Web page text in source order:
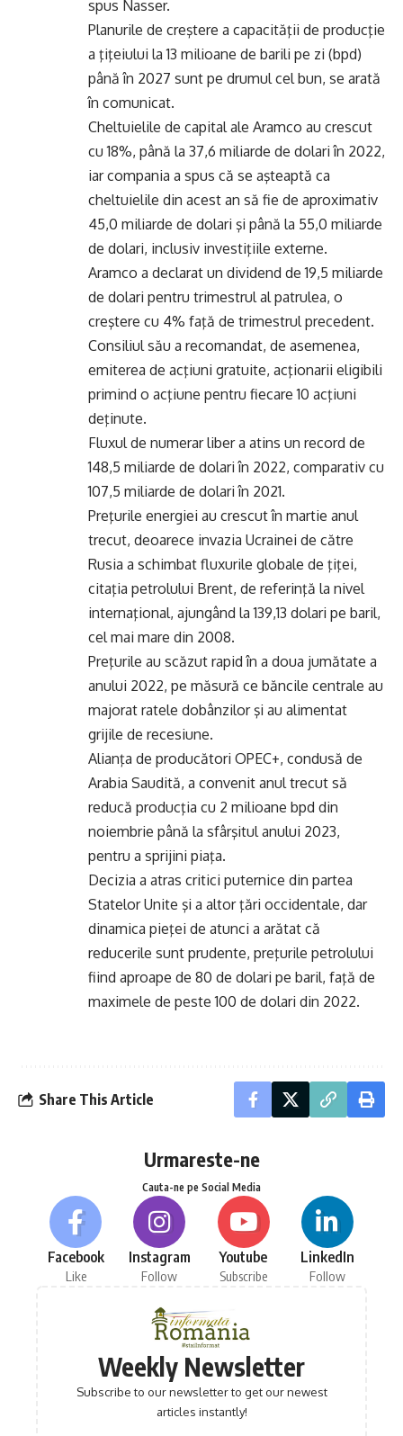
spus Nasser.
Planurile de creştere a capacităţii de producţie
a ţiţeiului la 13 milioane de barili pe zi (bpd)
până în 2027 sunt pe drumul cel bun, se arată
în comunicat.
Cheltuielile de capital ale Aramco au crescut
cu 18%, până la 37,6 miliarde de dolari în 2022,
iar compania a spus că se aşteaptă ca
cheltuielile din acest an să fie de aproximativ
45,0 miliarde de dolari şi până la 55,0 miliarde
de dolari, inclusiv investiţiile externe.
Aramco a declarat un dividend de 19,5 miliarde
de dolari pentru trimestrul al patrulea, o
creştere cu 4% faţă de trimestrul precedent.
Consiliul său a recomandat, de asemenea,
emiterea de acţiuni gratuite, acţionarii eligibili
primind o acţiune pentru fiecare 10 acţiuni
deţinute.
Fluxul de numerar liber a atins un record de
148,5 miliarde de dolari în 2022, comparativ cu
107,5 miliarde de dolari în 2021.
Preţurile energiei au crescut în martie anul
trecut, deoarece invazia Ucrainei de către
Rusia a schimbat fluxurile globale de ţiţei,
citaţia petrolului Brent, de referinţă la nivel
internaţional, ajungând la 139,13 dolari pe baril,
cel mai mare din 2008.
Preţurile au scăzut rapid în a doua jumătate a
anului 2022, pe măsură ce băncile centrale au
majorat ratele dobânzilor şi au alimentat
grijile de recesiune.
Alianţa de producători OPEC+, condusă de
Arabia Saudită, a convenit anul trecut să
reducă producţia cu 2 milioane bpd din
noiembrie până la sfârşitul anului 2023,
pentru a sprijini piaţa.
Decizia a atras critici puternice din partea
Statelor Unite şi a altor ţări occidentale, dar
dinamica pieţei de atunci a arătat că
reducerile sunt prudente, preţurile petrolului
fiind aproape de 80 de dolari pe baril, faţă de
maximele de peste 100 de dolari din 2022.
Share This Article
Urmareste-ne
Cauta-ne pe Social Media
Facebook
Like
Instagram
Follow
Youtube
Subscribe
LinkedIn
Follow
Weekly Newsletter
Subscribe to our newsletter to get our newest
articles instantly!